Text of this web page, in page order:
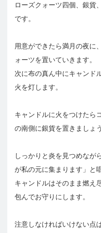
ローズクォーツ四個、銀貨
です。
用意ができたら満月の夜に
ォーツを置いていきます。
次に布の真ん中にキャンド
火を灯します。
キャンドルに火をつけたら
の南側に銀貨を置きましょう
しっかりと炎を見つめなが
が私の元に集まります」と
キャンドルはそのまま燃え
包んでお守りにします。
注意しなければいけない点